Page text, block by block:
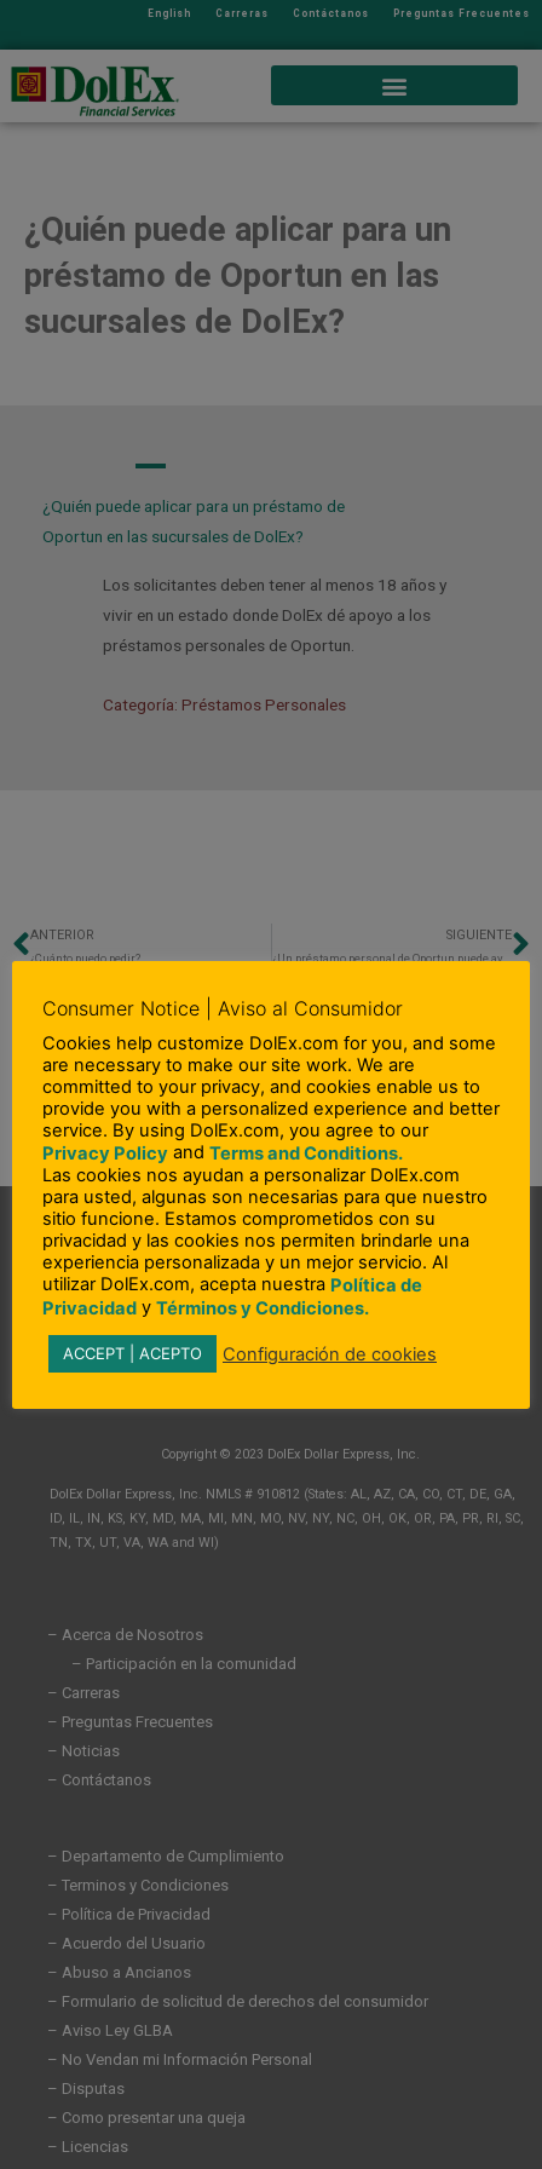
English Carreras Contáctanos Preguntas Frecuentes
¿Quién puede aplicar para un
préstamo de Oportun en las
sucursales de DolEx?
A
¿Quién puede aplicar para un préstamo de
Oportun en las sucursales de DolEx?
Los solicitantes deben tener al menos 18 años y
vivir en un estado donde DolEx dé apoyo a los
préstamos personales de Oportun.
Categoría: Préstamos Personales
Previo
ANTERIOR
¿Cuánto puedo pedir?
SIGUIENTE
i
k
e
d
i
n
a
e
b
o
o
n
t
a
g
Copyright © 2023 DolEx Dollar Express, Inc.
DolEx Dollar Express, Inc. NMLS # 910812 (States: AL, AZ, CA, CO, CT, DE, GA,
ID, IL, IN, KS, KY, MD, MA, MI, MN, MO, NV, NY, NC, OH, OK, OR, PA, PR, RI, SC,
TN, TX, UT, VA, WA and WI)
– Acerca de Nosotros
– Participación en la comunidad
– Carreras
– Preguntas Frecuentes
– Noticias
– Contáctanos
– Departamento de Cumplimiento
– Terminos y Condiciones
– Política de Privacidad
– Acuerdo del Usuario
– Abuso a Ancianos
– Formulario de solicitud de derechos del consumidor
– Aviso Ley GLBA
– No Vendan mi Información Personal
– Disputas
– Como presentar una queja
– Licencias
Consumer Notice | Aviso al Consumidor
Cookies help customize DolEx.com for you, and some
are necessary to make our site work. We are
committed to your privacy, and cookies enable us to
provide you with a personalized experience and better
service. By using DolEx.com, you agree to our
Privacy Policy and Terms and Conditions.
Las cookies nos ayudan a personalizar DolEx.com
para usted, algunas son necesarias para que nuestro
sitio funcione. Estamos comprometidos con su
privacidad y las cookies nos permiten brindarle una
experiencia personalizada y un mejor servicio. Al
utilizar DolEx.com, acepta nuestra Política de
Privacidad y Términos y Condiciones.
ACCEPT | ACEPTO Configuración de cookies